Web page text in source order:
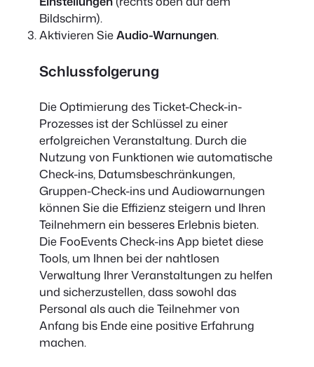
Bildschirm).
Aktivieren SieAudio-Warnungen.
Schlussfolgerung
Die Optimierung des Ticket-Check-in-
Prozesses ist der Schlüssel zu einer
erfolgreichen Veranstaltung. Durch die
Nutzung von Funktionen wie automatische
Check-ins, Datumsbeschränkungen,
Gruppen-Check-ins und Audiowarnungen
können Sie die Effizienz steigern und Ihren
Teilnehmern ein besseres Erlebnis bieten.
Die FooEvents Check-ins App bietet diese
Tools, um Ihnen bei der nahtlosen
Verwaltung Ihrer Veranstaltungen zu helfen
und sicherzustellen, dass sowohl das
Personal als auch die Teilnehmer von
Anfang bis Ende eine positive Erfahrung
machen.